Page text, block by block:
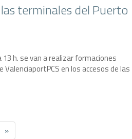
terminales del Puerto
h. se van a realizar formaciones
en los accesos de las
»